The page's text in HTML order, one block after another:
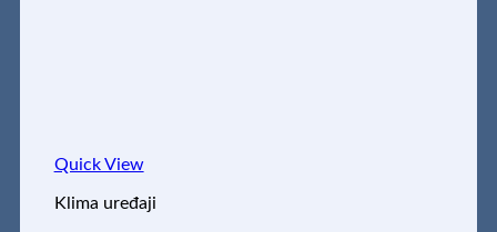
Quick View
Klima uređaji